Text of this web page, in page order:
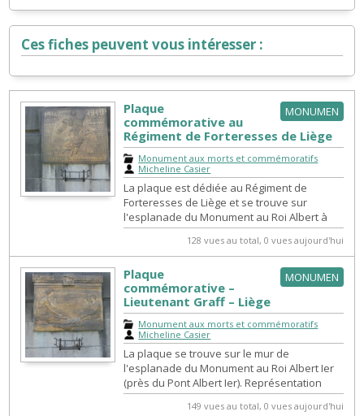
Ces fiches peuvent vous intéresser :
MONUMEN
Plaque
commémorative au
Régiment de Forteresses de Liège
Monument aux morts et commémoratifs
Micheline Casier
La plaque est dédiée au Régiment de
Forteresses de Liège et se trouve sur
l'esplanade du Monument au Roi Albert à
Liège.
128 vues au total, 0 vues aujourd'hui
MONUMEN
Plaque
commémorative –
Lieutenant Graff – Liège
Monument aux morts et commémoratifs
Micheline Casier
La plaque se trouve sur le mur de
l'esplanade du Monument au Roi Albert Ier
(près du Pont Albert Ier). Représentation
d’une femme assise écrivant, face à deu...
149 vues au total, 0 vues aujourd'hui